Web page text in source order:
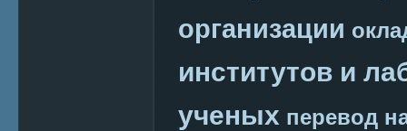
организации
институтов и
ученых перевод